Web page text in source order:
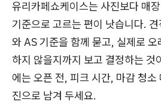
유리카페쇼케이스는 사진보다 매
기준으로 고르는 편이 낫습니다.
와 AS 기준을 함께 묻고, 실제로
하지 않을지까지 보고 결정하는 것
에는 오픈 전, 피크 시간, 마감 청
진으로 남겨 두세요.